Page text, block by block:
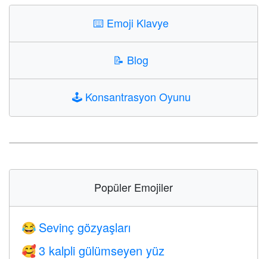
⌨️ Emoji Klavye
📝 Blog
🕹️ Konsantrasyon Oyunu
Popüler Emojiler
😂 Sevinç gözyaşları
🥰 3 kalpli gülümseyen yüz